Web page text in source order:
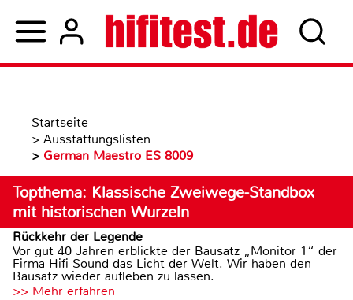
Startseite
> Ausstattungslisten
> German Maestro ES 8009
Topthema: Klassische Zweiwege-Standbox
mit historischen Wurzeln
Rückkehr der Legende
Vor gut 40 Jahren erblickte der Bausatz „Monitor 1“ der
Firma Hifi Sound das Licht der Welt. Wir haben den
Bausatz wieder aufleben zu lassen.
>> Mehr erfahren